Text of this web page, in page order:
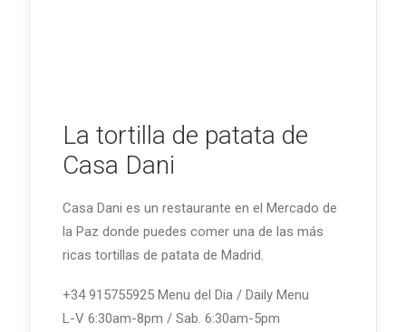
La tortilla de patata de
Casa Dani
Casa Dani es un restaurante en el Mercado de
la Paz donde puedes comer una de las más
ricas tortillas de patata de Madrid.
+34 915755925 Menu del Dia / Daily Menu
L-V 6:30am-8pm / Sab. 6:30am-5pm